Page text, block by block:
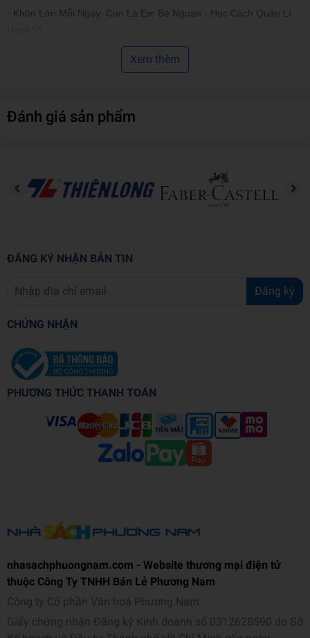
- Khôn Lớn Mỗi Ngày: Con Là Em Bé Ngoan - Học Cách Quản Lí
- Khôn Lớn Mỗi Ngày: Người Xấu Đừng Hòng Bắt Nạt Con - Học
Cách Tự Bảo Vệ Bản Thân
Dục Cho Trẻ Về Sự An Toàn
Xem thêm
Đánh giá sản phẩm
ĐĂNG KÝ NHẬN BẢN TIN
Đăng ký
CHỨNG NHẬN
PHƯƠNG THỨC THANH TOÁN
nhasachphuongnam.com - Website thương mại điện tử
thuộc Công Ty TNHH Bán Lẻ Phương Nam
Công ty Cổ phần Văn hoá Phương Nam
Giấy chứng nhận Đăng ký Kinh doanh số 0312628590 do Sở